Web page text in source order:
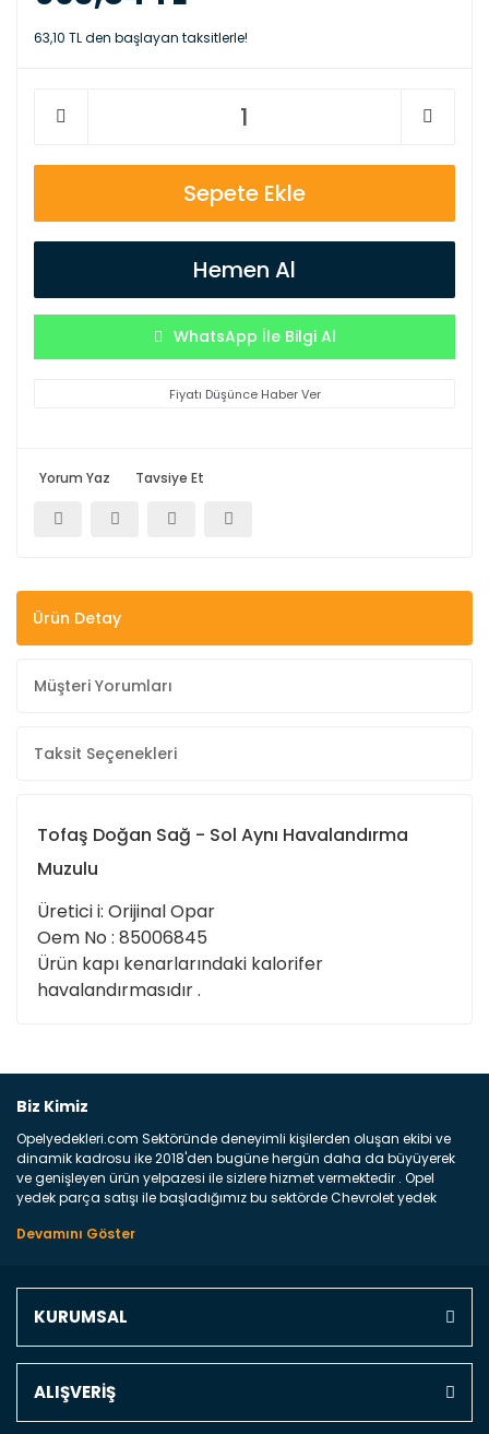
63,10 TL den başlayan taksitlerle!
Sepete Ekle
Hemen Al
WhatsApp İle Bilgi Al
Fiyatı Düşünce Haber Ver
Yorum Yaz Tavsiye Et
Ürün Detay
Müşteri Yorumları
Taksit Seçenekleri
Tofaş Doğan Sağ - Sol Aynı Havalandırma
Muzulu
Üretici i: Orijinal Opar
Oem No : 85006845
Ürün kapı kenarlarındaki kalorifer
havalandırmasıdır .
Yorum Yaz
Biz Kimiz
Opelyedekleri.com Sektöründe deneyimli kişilerden oluşan ekibi ve
dinamik kadrosu ike 2018'den bugüne hergün daha da büyüyerek
ve genişleyen ürün yelpazesi ile sizlere hizmet vermektedir . Opel
yedek parça satışı ile başladığımız bu sektörde Chevrolet yedek
marka araçların ve FCA Grubun Fiat ve Alfa Romeo yedek parça
Türkiyenin 4 bir yanına ve uluslarası dünyanın dört bir yanına
parça gelebilir ancak bunları biraz toparlarsak aşağıda belirttiğimiz
KURUMSAL
ALIŞVERİŞ